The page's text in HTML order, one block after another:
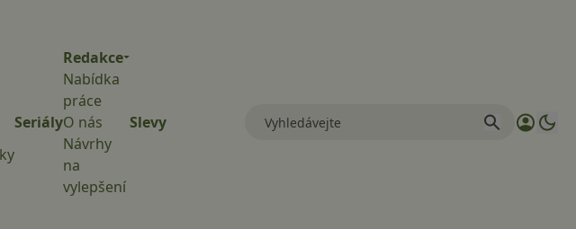
Seriály
Redakce
Nabídka
práce
O nás
Návrhy
na
vylepšení
Slevy